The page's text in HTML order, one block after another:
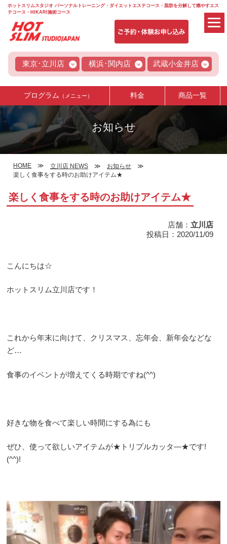
ホットスリムスタジオ パーソナルトレーニング・ダイエットエステコース・脂肪を分解して燃やすエス
テコース・HIKARI施術コース
東京･立川店 横浜･関内店 武蔵小金井店
プログラム （メニュー） 料金 商品一覧
お知らせ
HOME 立川店 NEWS
お知らせ
楽しく食事をする時のお助けアイテム★
楽しく食事をする時のお助けアイテム★
店舗： 立川店
投稿日：2020/11/09
こんにちは☆
ホットスリム立川店です！
これから年末に向けて、クリスマス、忘年会、新年会などな
ど…
食事のイベントが増えてくる時期ですね(^^)
好きな物を食べて楽しい時間にする為にも
ぜひ、使って欲しいアイテムが★トリプルカッタ―★です!
(^^)!